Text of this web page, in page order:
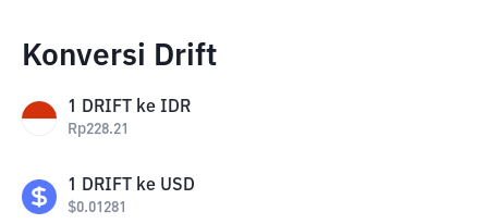
Konversi Drift
1 DRIFT ke IDR
Rp228.21
1 DRIFT ke USD
$0.01281